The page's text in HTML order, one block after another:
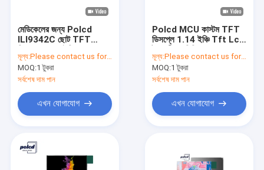
মেডিকেলের জন্য Polcd
ILI9342C ছোট TFT
320x240 Tft
মূল্য:Please contact us for latest price
MOQ:1 টুকরা
সর্বশেষ দাম পান
এখন যোগাযোগ
Polcd MCU কাস্টম TFT
ডিসপ্লে 1.14 ইঞ্চি Tft Lcd
মূল্য:Please contact us for latest price
MOQ:1 টুকরা
সর্বশেষ দাম পান
এখন যোগাযোগ